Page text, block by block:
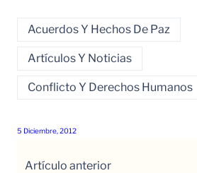
Acuerdos Y Hechos De Paz
Artículos Y Noticias
Conflicto Y Derechos Humanos
5 Diciembre, 2012
Artículo anterior